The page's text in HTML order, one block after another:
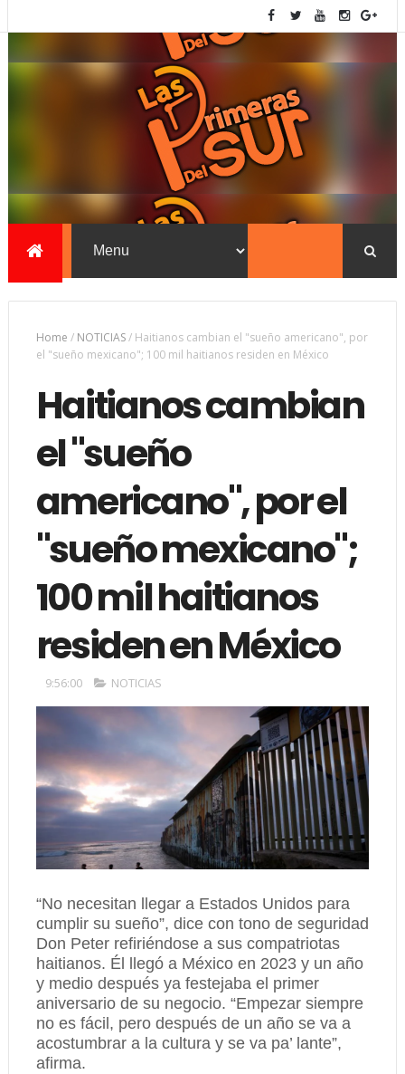
Home / NOTICIAS/ Haitianos cambian el "sueño americano", por
el "sueño mexicano"; 100 mil haitianos residen en México
Haitianos cambian
el "sueño
americano", por el
"sueño mexicano";
100 mil haitianos
residen en México
9:56:00 NOTICIAS
“No necesitan llegar a Estados Unidos para
cumplir su sueño”, dice con tono de seguridad
Don Peter refiriéndose a sus compatriotas
haitianos. Él llegó a México en 2023 y un año
y medio después ya festejaba el primer
aniversario de su negocio. “Empezar siempre
no es fácil, pero después de un año se va a
acostumbrar a la cultura y se va pa’ lante”,
afirma.